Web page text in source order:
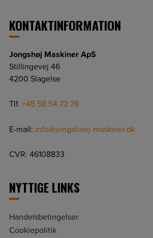
KONTAKTINFORMATION
Jongshøj Maskiner ApS
Stillingevej 46
4200 Slagelse
Tlf. +45 58 54 72 76
E-mail: info@jongshoej-maskiner.dk
CVR: 46108833
NYTTIGE LINKS
Handelsbetingelser
Cookiepolitik